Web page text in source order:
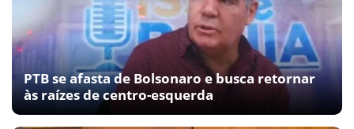
PTB se afasta de Bolsonaro e busca retornar
às raízes de centro-esquerda